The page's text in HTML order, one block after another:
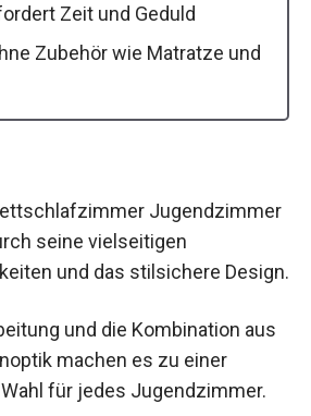
Zeit und Geduld
Zubehör wie Matratze und
Jugendzimmer
seine vielseitigen
und das stilsichere Design.
und die Kombination aus
machen es zu einer
für jedes Jugendzimmer.